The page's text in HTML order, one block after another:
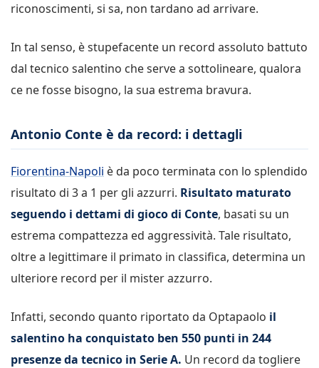
riconoscimenti, si sa, non tardano ad arrivare.
In tal senso, è stupefacente un record assoluto battuto
dal tecnico salentino che serve a sottolineare, qualora
ce ne fosse bisogno, la sua estrema bravura.
Antonio Conte è da record: i dettagli
Fiorentina-Napoli è da poco terminata con lo splendido
risultato di 3 a 1 per gli azzurri. Risultato maturato
seguendo i dettami di gioco di Conte, basati su un
estrema compattezza ed aggressività. Tale risultato,
oltre a legittimare il primato in classifica, determina un
ulteriore record per il mister azzurro.
Infatti, secondo quanto riportato da Optapaolo il
salentino ha conquistato ben 550 punti in 244
presenze da tecnico in Serie A. Un record da togliere